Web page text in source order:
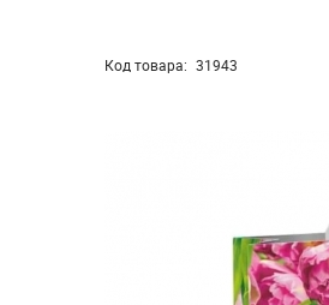
Код товара: 31943